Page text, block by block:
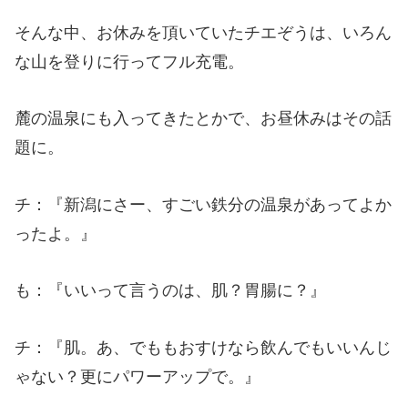
そんな中、お休みを頂いていたチエぞうは、いろん
な山を登りに行ってフル充電。
麓の温泉にも入ってきたとかで、お昼休みはその話
題に。
チ：『新潟にさー、すごい鉄分の温泉があってよか
ったよ。』
も：『いいって言うのは、肌？胃腸に？』
チ：『肌。あ、でももおすけなら飲んでもいいんじ
ゃない？更にパワーアップで。』